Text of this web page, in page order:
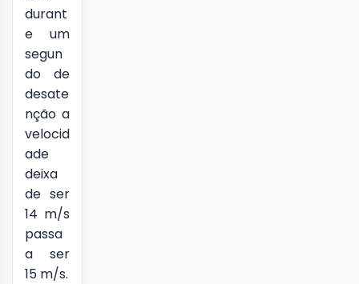
durant
e um
segun
do de
desate
nção a
velocid
ade
deixa
de ser
14 m/s
passa
a ser
15 m/s.